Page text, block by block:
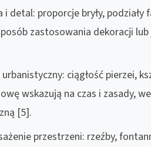
i detal: proporcje bryły,
zastosowania dekoracji
urbanistyczny: ciągłość pierzei,
wskazują na czas i zasady,
[5].
przestrzeni: rzeźby,